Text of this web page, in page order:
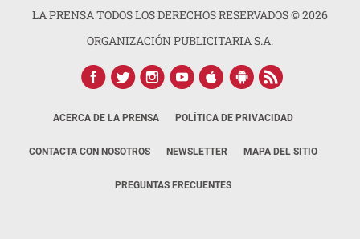
LA PRENSA TODOS LOS DERECHOS RESERVADOS ©2026
ORGANIZACIÓN PUBLICITARIA S.A.
ACERCA DE LA PRENSA POLÍTICA DE PRIVACIDAD
CONTACTA CON NOSOTROS NEWSLETTER MAPA DEL SITIO
PREGUNTAS FRECUENTES